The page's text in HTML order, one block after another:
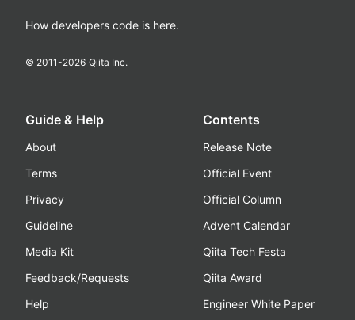
How developers code is here.
© 2011-2026 Qiita Inc.
Guide & Help
About
Terms
Privacy
Guideline
Media Kit
Feedback/Requests
Help
Contents
Release Note
Official Event
Official Column
Advent Calendar
Qiita Tech Festa
Qiita Award
Engineer White Paper